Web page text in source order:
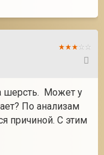
шерсть. Может у
По анализам
причиной. С этим